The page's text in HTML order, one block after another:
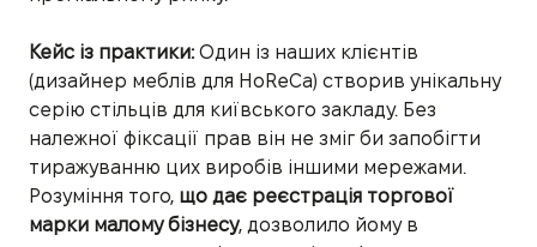
Кейс із практики:Один із наших клієнтів
(дизайнер меблів для HoReCa) створив унікальну
серію стільців для київського закладу. Без
належної фіксації прав він не зміг би запобігти
тиражуванню цих виробів іншими мережами.
Розуміння того, що дає реєстрація торгової
марки малому бізнесу, дозволило йому в